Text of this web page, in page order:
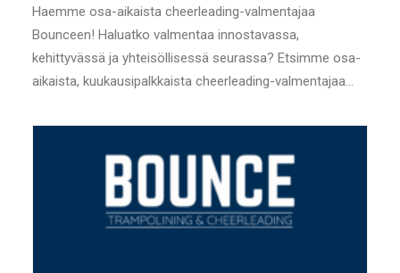
Haemme osa-aikaista cheerleading-valmentajaa
Bounceen! Haluatko valmentaa innostavassa,
kehittyvässä ja yhteisöllisessä seurassa? Etsimme osa-
aikaista, kuukausipalkkaista cheerleading-valmentajaa…